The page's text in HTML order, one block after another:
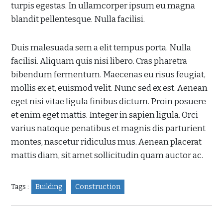
turpis egestas. In ullamcorper ipsum eu magna
blandit pellentesque. Nulla facilisi.
Duis malesuada sem a elit tempus porta. Nulla
facilisi. Aliquam quis nisi libero. Cras pharetra
bibendum fermentum. Maecenas eu risus feugiat,
mollis ex et, euismod velit. Nunc sed ex est. Aenean
eget nisi vitae ligula finibus dictum. Proin posuere
et enim eget mattis. Integer in sapien ligula. Orci
varius natoque penatibus et magnis dis parturient
montes, nascetur ridiculus mus. Aenean placerat
mattis diam, sit amet sollicitudin quam auctor ac.
Tags : Building Construction